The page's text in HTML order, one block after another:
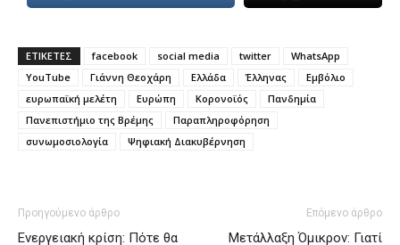
ΕΤΙΚΕΤΕΣ facebook social media twitter
WhatsApp
YouTube
Γιάννη Θεοχάρη Ελλάδα Έλληνας
Εμβόλιο
ευρωπαϊκή μελέτη
Ευρώπη Κορονοϊός
Πανδημία
Πανεπιστήμιο της Βρέμης
Παραπληροφόρηση
συνωμοσιολογία
Ψηφιακή Διακυβέρνηση
Προηγούμενο άρθρο
Ενεργειακή κρίση: Πότε θα
Επόμενο άρθρο
Μετάλλαξη Όμικρον: Γιατί